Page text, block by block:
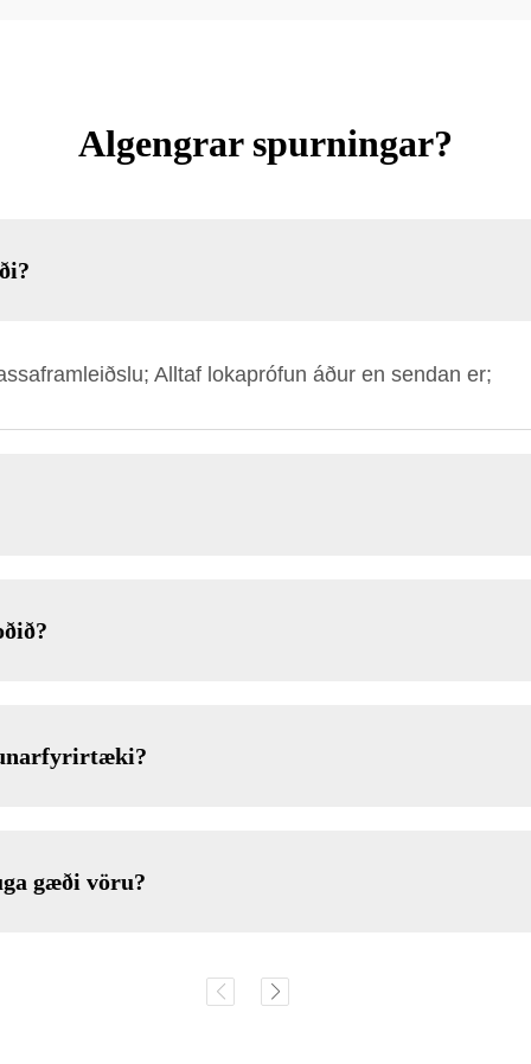
Algengrar spurningar?
Alltaf lokaprófun áður en sendan er;
gæði vöru?